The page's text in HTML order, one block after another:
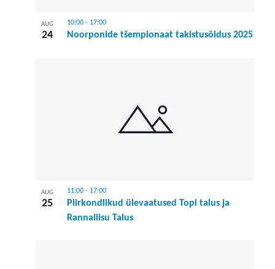
AUG
24 Noorponide tšempionaat takistusõidus 2025
10:00- 17:00
AUG
25
Piirkondlikud ülevaatused Topi talus ja
Rannaliisu Talus
11:00- 17:00